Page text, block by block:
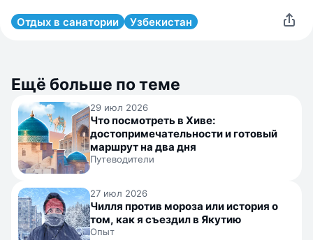
Отдых в санатории Узбекистан
Ещё больше по теме
29 июл 2026
Что посмотреть в Хиве:
достопримечательности и готовый
маршрут на два дня
Путеводители
27 июл 2026
Чилля против мороза или история о
том, как я съездил в Якутию
Опыт